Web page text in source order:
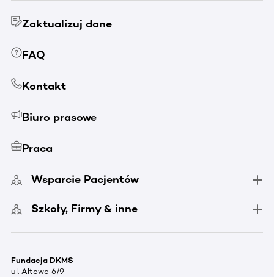
Zaktualizuj dane
FAQ
Kontakt
Biuro prasowe
Praca
Wsparcie Pacjentów
Szkoły, Firmy & inne
Fundacja DKMS
ul. Altowa 6/9